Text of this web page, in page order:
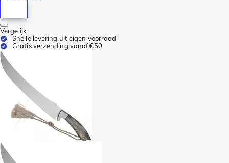
Vergelijk
Snelle levering uit eigen voorraad
Gratis verzending vanaf €50